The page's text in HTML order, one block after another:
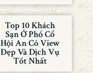
Top 10 Khách
Sạn Ở Phố Cổ
Hội An Có View
Đẹp Và Dịch Vụ
Tốt Nhất